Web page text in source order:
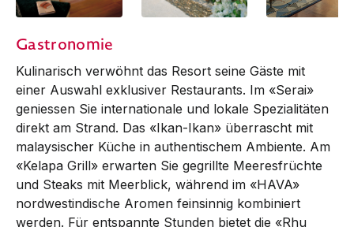
Bedroom
Gastronomie
Kulinarisch verwöhnt das Resort seine Gäste mit
einer Auswahl exklusiver Restaurants. Im «Serai»
geniessen Sie internationale und lokale Spezialitäten
direkt am Strand. Das «Ikan-Ikan» überrascht mit
malaysischer Küche in authentischem Ambiente. Am
«Kelapa Grill» erwarten Sie gegrillte Meeresfrüchte
und Steaks mit Meerblick, während im «HAVA»
nordwestindische Aromen feinsinnig kombiniert
werden. Für entspannte Stunden bietet die «Rhu